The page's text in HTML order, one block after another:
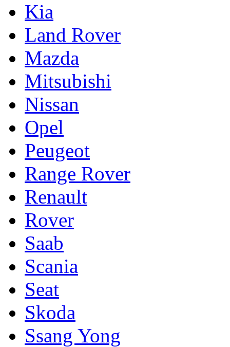
Kia
Land Rover
Mazda
Mitsubishi
Nissan
Opel
Peugeot
Range Rover
Renault
Rover
Saab
Scania
Seat
Skoda
Ssang Yong